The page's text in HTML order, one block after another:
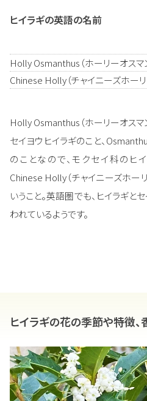
ヒイラギの英語の名前
Holly Osmanthus（ホーリーオスマ
Chinese Holly（チャイニーズホーリ
Holly Osmanthus（ホーリーオスマ
セイヨウヒイラギのこと、
のことなので、モクセイ科のヒ
Chinese Holly（チャイニーズホー
いうこと。英語圏でも、ヒイラギと
われているようです。
ヒイラギの花の季節や特徴、